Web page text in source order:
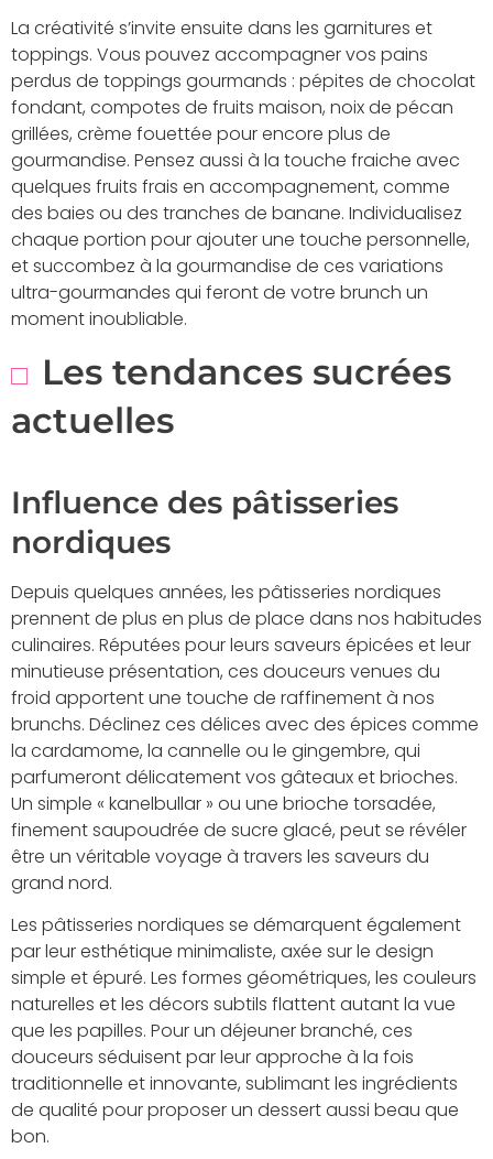
La créativité s’invite ensuite dans les garnitures et
toppings. Vous pouvez accompagner vos pains
perdus de toppings gourmands : pépites de chocolat
fondant, compotes de fruits maison, noix de pécan
grillées, crème fouettée pour encore plus de
gourmandise. Pensez aussi à la touche fraiche avec
quelques fruits frais en accompagnement, comme
des baies ou des tranches de banane. Individualisez
chaque portion pour ajouter une touche personnelle,
et succombez à la gourmandise de ces variations
ultra-gourmandes qui feront de votre brunch un
moment inoubliable.
Les tendances sucrées
actuelles
Influence des pâtisseries
nordiques
Depuis quelques années, les pâtisseries nordiques
prennent de plus en plus de place dans nos habitudes
culinaires. Réputées pour leurs saveurs épicées et leur
minutieuse présentation, ces douceurs venues du
froid apportent une touche de raffinement à nos
brunchs. Déclinez ces délices avec des épices comme
la cardamome, la cannelle ou le gingembre, qui
parfumeront délicatement vos gâteaux et brioches.
Un simple « kanelbullar » ou une brioche torsadée,
finement saupoudrée de sucre glacé, peut se révéler
être un véritable voyage à travers les saveurs du
grand nord.
Les pâtisseries nordiques se démarquent également
par leur esthétique minimaliste, axée sur le design
simple et épuré. Les formes géométriques, les couleurs
naturelles et les décors subtils flattent autant la vue
que les papilles. Pour un déjeuner branché, ces
douceurs séduisent par leur approche à la fois
traditionnelle et innovante, sublimant les ingrédients
de qualité pour proposer un dessert aussi beau que
bon.